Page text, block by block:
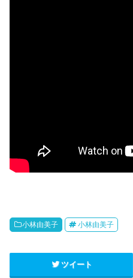
小林由美子 小林由美子
ツイート